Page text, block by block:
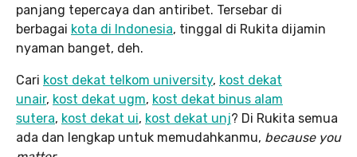
panjang tepercaya dan antiribet. Tersebar di
berbagai kota di Indonesia, tinggal di Rukita dijamin
nyaman banget, deh.
Cari kost dekat telkom university, kost dekat
unair, kost dekat ugm, kost dekat binus alam
sutera, kost dekat ui, kost dekat unj? Di Rukita semua
ada dan lengkap untuk memudahkanmu, because you